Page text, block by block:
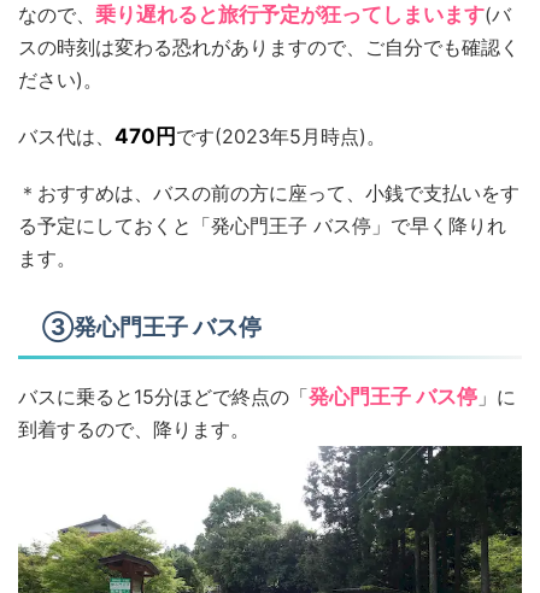
なので、 乗り遅れると旅行予定が狂ってしまいます(バ
スの時刻は変わる恐れがありますので、ご自分でも確認く
ださい)。
バス代は、 470円です(2023年5月時点)。
＊おすすめは、バスの前の方に座って、小銭で支払いをす
る予定にしておくと「発心門王子 バス停」で早く降りれ
ます。
③発心門王子 バス停
バスに乗ると15分ほどで終点の「発心門王子 バス停 」に
到着するので、降ります。